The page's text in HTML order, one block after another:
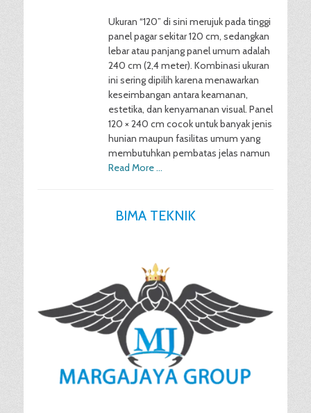
Ukuran “120” di sini merujuk pada tinggi
panel pagar sekitar 120 cm, sedangkan
lebar atau panjang panel umum adalah
240 cm (2,4 meter). Kombinasi ukuran
ini sering dipilih karena menawarkan
keseimbangan antara keamanan,
estetika, dan kenyamanan visual. Panel
120 × 240 cm cocok untuk banyak jenis
hunian maupun fasilitas umum yang
membutuhkan pembatas jelas namun
Read More …
BIMA TEKNIK